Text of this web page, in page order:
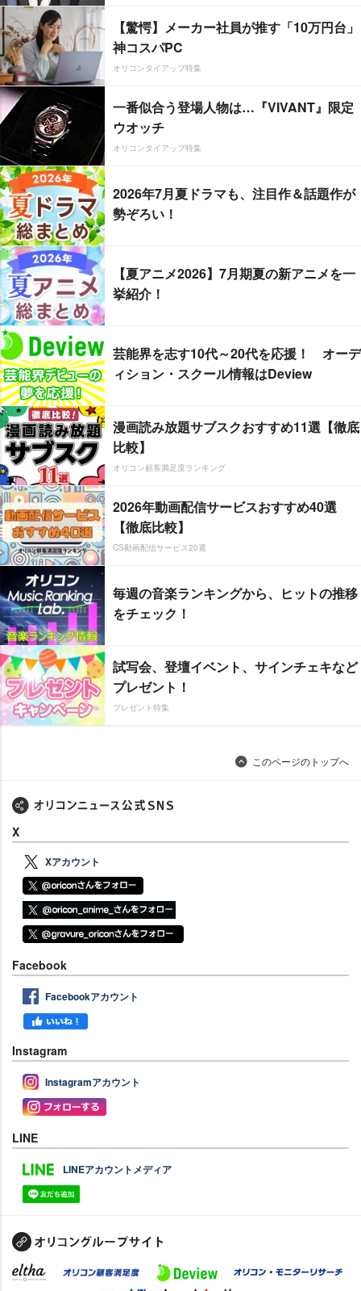
【驚愕】メーカー社員が推す「10万円台」
神コスパPC
オリコンタイアップ特集
一番似合う登場人物は…『VIVANT』限定
ウオッチ
オリコンタイアップ特集
2026年7月夏ドラマも、注目作＆話題作が
勢ぞろい！
【夏アニメ2026】7月期夏の新アニメを一
挙紹介！
芸能界を志す10代～20代を応援！ オーデ
ィション・スクール情報はDeview
漫画読み放題サブスクおすすめ11選【徹底
比較】
オリコン顧客満足度ランキング
2026年動画配信サービスおすすめ40選
【徹底比較】
CS動画配信サービス20選
毎週の音楽ランキングから、ヒットの推移
をチェック！
試写会、登壇イベント、サインチェキなど
プレゼント！
プレゼント特集
このページのトップへ
X
Xアカウント
Facebook
Facebookアカウント
Instagram
Instagramアカウント
LINE
LINEアカウントメディア